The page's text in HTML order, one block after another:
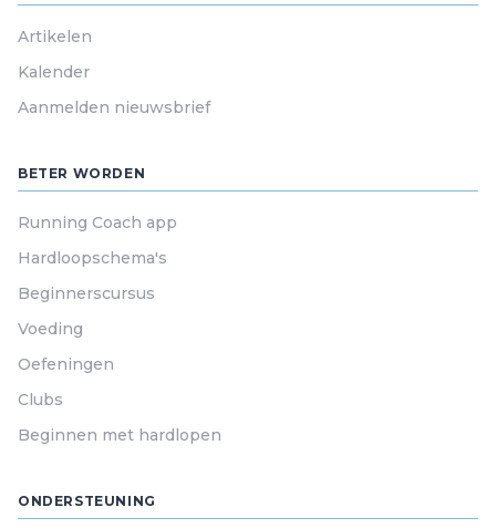
Artikelen
Kalender
Aanmelden nieuwsbrief
BETER WORDEN
Running Coach app
Hardloopschema's
Beginnerscursus
Voeding
Oefeningen
Clubs
Beginnen met hardlopen
ONDERSTEUNING